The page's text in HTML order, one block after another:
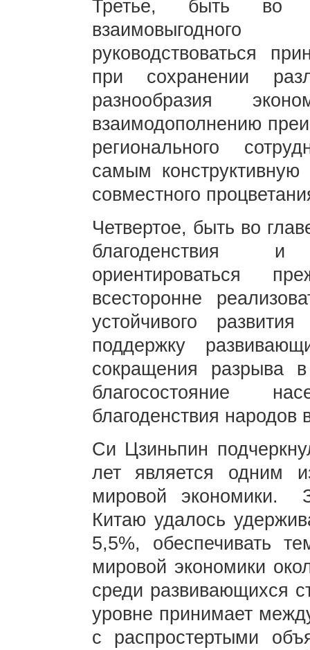
Третье, быть во
руководствоваться
при сохранении
разнообразия
взаимодополнению
регионального
самым
совместного
Четвертое, быть во
благоденствия
ориентироваться
всесторонне
устойчивого
поддержку
сокращения разрыва
благосостояние
благоденствия
Си Цзиньпин
лет является одним
мировой экономики.
Китаю удалось
5,5%, обеспечивать
мировой экономики
среди развивающихся
уровне принимает
с распростертыми